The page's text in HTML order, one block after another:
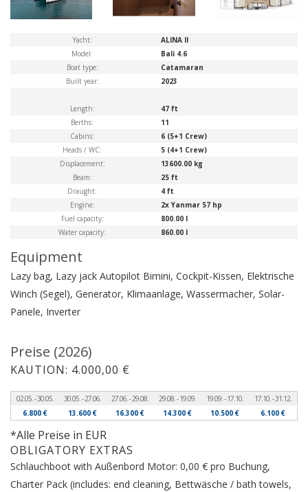
Yacht:
ALINA II
Model:
Bali 4.6
Boat type:
Catamaran
Built year:
2023
Length:
47 ft
Berths:
11
Cabins:
6 (5+1 Crew)
Heads / WC:
5 (4+1 Crew)
Displacement:
13600.00 kg
Beam:
25 ft
Draught:
4 ft
Engine:
2x Yanmar 57 hp
Fuel capacity:
800.00 l
Water capacity:
860.00 l
Equipment
Lazy bag, Lazy jack Autopilot Bimini, Cockpit-Kissen, Elektrische
Winch (Segel), Generator, Klimaanlage, Wassermacher, Solar-
Panele, Inverter
Preise (2026)
KAUTION: 4.000,00 €
02.05. - 30.05. 30.05. - 27.06. 27.06. - 29.08. 29.08. - 19.09. 19.09. - 17.10.
17.10. - 31.12.
6.800 €
13.600 € 16.300 € 14.300 € 10.500 € 6.100 €
*Alle Preise in EUR
OBLIGATORY EXTRAS
Schlauchboot with Außenbord Motor: 0,00 € pro Buchung,
Charter Pack (includes: end cleaning, Bettwäsche / bath towels,